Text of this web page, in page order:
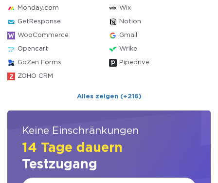
Monday.com Wix
GetResponse Notion
WooCommerce Gmail
Opencart Wrike
GoZen Forms Pipedrive
ZOHO CRM
Alles zeigen (+216)
Keine Einschränkungen
14 Tage dauern
Testzugang